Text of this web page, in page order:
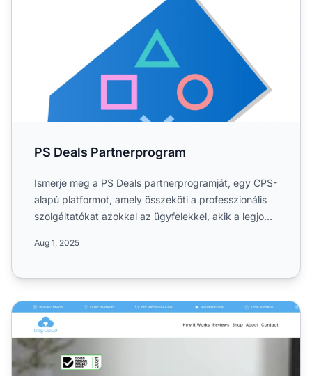
PS Deals Partnerprogram
Ismerje meg a PS Deals partnerprogramját, egy CPS-
alapú platformot, amely összeköti a professzionális
szolgáltatókat azokkal az ügyfelekkel, akik a legjobb
Aug 1, 2025
Dog Cloud Partnerprogram